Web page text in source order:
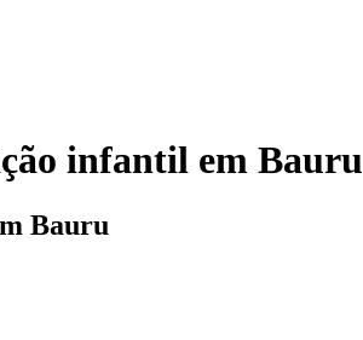
infantil em Bauru
Bauru